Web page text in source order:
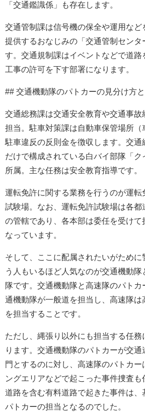
「交通鑑識係」も存在します。
交通管制課は信号機の保全や運用など
提供するおなじみの「交通管制センタ
す。交通規制課はイベントなどで道路
工事の許可を下す部署になります。
## 交通機動隊のパトカーの見分け方
交通総務課は交通安全教育や交通事故
担当。駐車対策課は自動車保管場所（
駐車違反の反則金を徴収します。交通
だけで構成されている白バイ部隊「ク
所属。主な任務は安全教育指導です。
運転免許に関する業務を行うのが運転
試験場。なお、運転免許試験場は各都
の管轄であり、各本部は委任を受けて
なっています。
そして、ここに配属されたいがために
う人もいるほど人気なのが交通機動
隊です。交通機動隊と高速隊のパトカ
通機動隊が一般道を担当し、高速隊は
を担当することです。
ただし、縄張り以外にも担当する任務
ります。交通機動隊のパトカーが交
門とするのに対し、高速隊のパトカー
ングエリアなどで起こった事件捜査も
道路を含む有料道路で起きた事件は、
パトカーの担当となるのでした。